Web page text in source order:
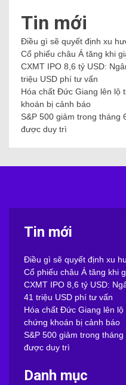
Tin mới
Điều gì sẽ quyết định xu
Cổ phiếu châu Á tăng khi
CXMT IPO 8,6 tỷ USD:
triệu USD phí tư vấn
Hóa chất Đức Giang lên lộ
khoán bị cảnh báo
S&P 500 giảm trong tháng
được duy trì
Tin mới
Điều gì sẽ quyết định xu
Cổ phiếu châu Á tăng khi
CXMT IPO 8,6 tỷ USD:
41 triệu USD phí tư vấn
Hóa chất Đức Giang lên
chứng khoán bị cảnh báo
S&P 500 giảm trong
được duy trì
Danh mục